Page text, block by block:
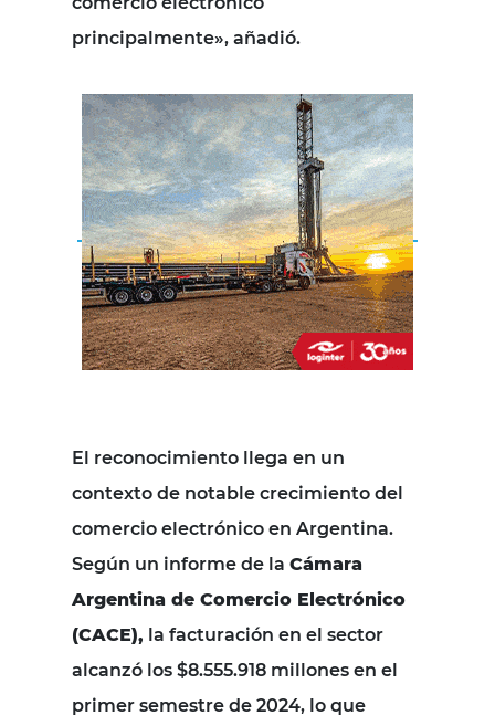
principalmente», añadió.
El reconocimiento llega en un
contexto de notable crecimiento del
comercio electrónico en Argentina.
Según un informe de la Cámara
Argentina de Comercio Electrónico
(CACE), la facturación en el sector
alcanzó los $8.555.918 millones en el
primer semestre de 2024, lo que